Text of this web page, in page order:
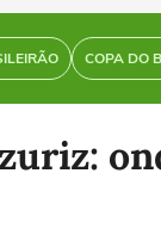
COPA DO